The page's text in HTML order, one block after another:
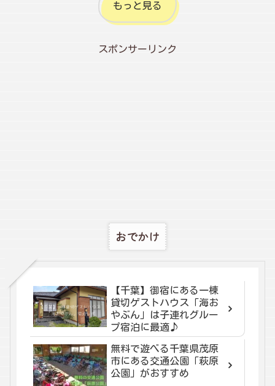
もっと見る
スポンサーリンク
おでかけ
【千葉】御宿にある一棟
貸切ゲストハウス「海お
やぶん」は子連れグルー
プ宿泊に最適♪
無料で遊べる千葉県茂原
市にある交通公園「萩原
公園」がおすすめ